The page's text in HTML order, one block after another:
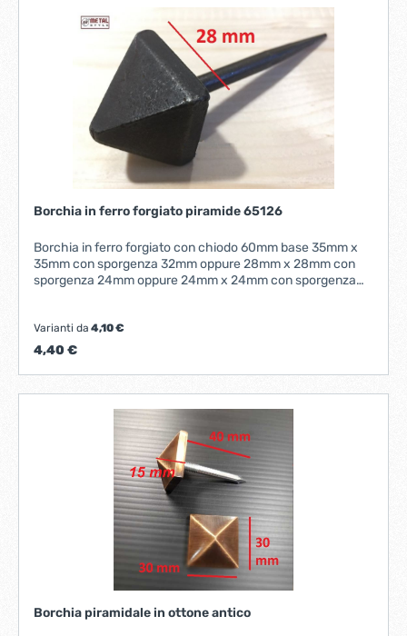
Borchia in ferro forgiato piramide 65126
Borchia in ferro forgiato con chiodo 60mm base 35mm x
35mm con sporgenza 32mm oppure 28mm x 28mm con
sporgenza 24mm oppure 24mm x 24mm con sporgenza
Varianti da 4,10 €
4,40 €
Borchia piramidale in ottone antico